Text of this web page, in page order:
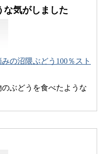
な気がしました
の沼隈ぶどう100％スト
ぶどうを食べたような